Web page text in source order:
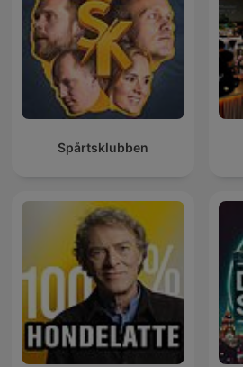
Spårtsklubben